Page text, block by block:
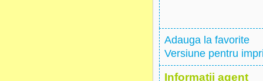
Adauga la favorite
Versiune pentru
Informatii agent